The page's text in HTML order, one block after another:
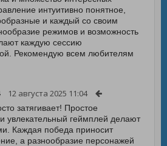
интуитивно понятное,
и каждый со своим
режимов и возможность
каждую сессию
Рекомендую всем любителям
12 августа 2025 11:04
затягивает! Простое
увлекательный геймплей делают
Каждая победа приносит
а разнообразие персонажей